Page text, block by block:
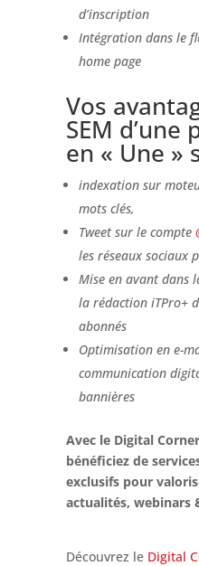
d’inscription
Intégration dans le
home page
Vos
SEM
en « Une »
indexation sur
mots clés,
Tweet sur le compte
les réseaux sociaux
Mise en avant dans
la rédaction iTPro+
abonnés
Optimisation en e-
communication
bannières
Avec le Digital
bénéficiez de
exclusifs pour
actualités, webinars
Découvrez le Digital